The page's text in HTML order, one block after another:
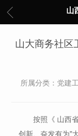
山
山大商务社区
所属分类：党建
按照《 山西
创新、奋发有为”